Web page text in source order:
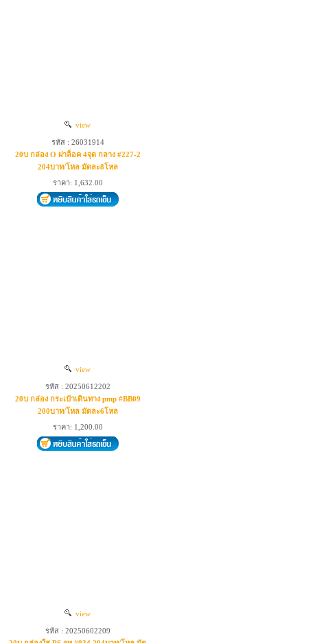
view
รหัส : 26031914
20บ กล่อง O ฝาล็อค 4จุด กลาง #227-2
204บาท/โหล มัดละ8โหล
ราคา: 1,632.00
view
รหัส : 20250612202
20บ กล่อง กระเป๋าเดินทาง pmp #BB09
200บาท/โหล มัดละ6โหล
ราคา: 1,200.00
view
รหัส : 20250602209